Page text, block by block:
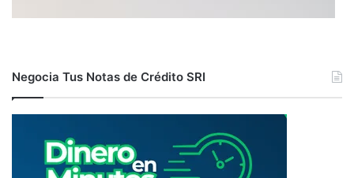
Negocia Tus Notas de Crédito SRI